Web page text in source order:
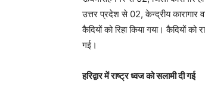
उत्तर प्रदेश से 02, केन्द्रीय कारागार
कैदियों को रिहा किया गया। कैदियों
गई।
हरिद्वार में राष्ट्र ध्वज को सलामी दी गई